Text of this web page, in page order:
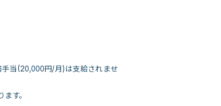
当(20,000円/月)は支給されませ
す。